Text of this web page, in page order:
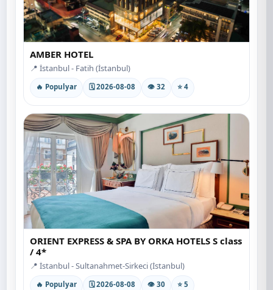
AMBER HOTEL
📍 İstanbul - Fatih (İstanbul)
🔥 Populyar 🗓 2026-08-08 👁 32 ⭐ 4
ORIENT EXPRESS & SPA BY ORKA HOTELS S class
/ 4*
📍 İstanbul - Sultanahmet-Sirkeci (İstanbul)
🔥 Populyar 🗓 2026-08-08 👁 30 ⭐ 5